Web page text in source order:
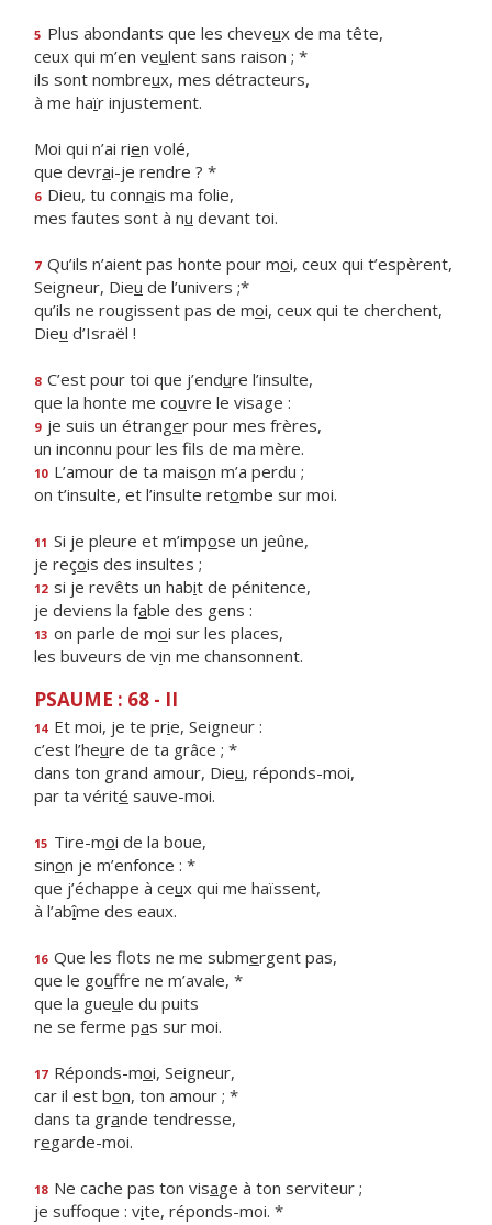
5 Plus abondants que les cheveux de ma tête,
ceux qui m’en veulent sans raison ; *
ils sont nombreux, mes détracteurs,
à me haïr injustement.
Moi qui n’ai rien volé,
que devrai-je rendre ? *
6 Dieu, tu connais ma folie,
mes fautes sont à nu devant toi.
7 Qu’ils n’aient pas honte pour moi, ceux qui t’espèrent,
Seigneur, Dieu de l’univers ;*
qu’ils ne rougissent pas de moi, ceux qui te cherchent,
Dieu d’Israël !
8 C’est pour toi que j’endure l’insulte,
que la honte me couvre le visage :
9 je suis un étranger pour mes frères,
un inconnu pour les fls de ma mère.
10 L’amour de ta maison m’a perdu ;
on t’insulte, et l’insulte retombe sur moi.
11 Si je pleure et m’impose un jeûne,
je reçois des insultes ;
12 si je revêts un habit de pénitence,
je deviens la fable des gens :
13 on parle de moi sur les places,
les buveurs de vin me chansonnent.
PSAUME : 68 - II
14 Et moi, je te prie, Seigneur :
c’est l’heure de ta grâce ; *
dans ton grand amour, Dieu, réponds-moi,
par ta vérité sauve-moi.
15 Tire-moi de la boue,
sinon je m’enfonce : *
que j’échappe à ceux qui me haïssent,
à l’abîme des eaux.
16 Que les flots ne me submergent pas,
que le gouffre ne m’avale, *
que la gueule du puits
ne se ferme pas sur moi.
17 Réponds-moi, Seigneur,
car il est bon, ton amour ; *
dans ta grande tendresse,
regarde-moi.
18 Ne cache pas ton visage à ton serviteur ;
je suffoque : vite, réponds-moi. *